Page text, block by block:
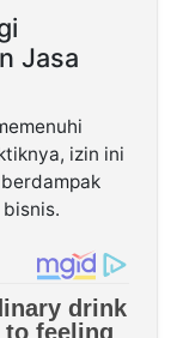
Jasa
izin ini